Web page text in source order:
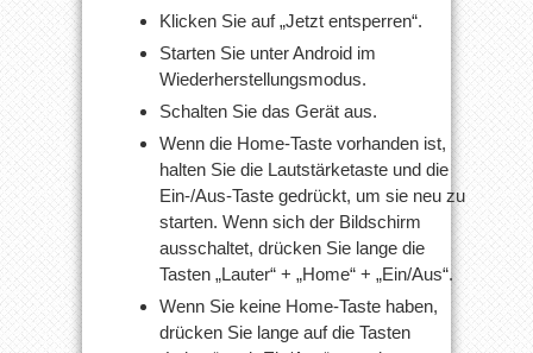
Klicken Sie auf „Jetzt entsperren“.
Starten Sie unter Android im
Wiederherstellungsmodus.
Schalten Sie das Gerät aus.
Wenn die Home-Taste vorhanden ist,
halten Sie die Lautstärketaste und die
Ein-/Aus-Taste gedrückt, um sie neu zu
starten. Wenn sich der Bildschirm
ausschaltet, drücken Sie lange die
Tasten „Lauter“ + „Home“ + „Ein/Aus“.
Wenn Sie keine Home-Taste haben,
drücken Sie lange auf die Tasten